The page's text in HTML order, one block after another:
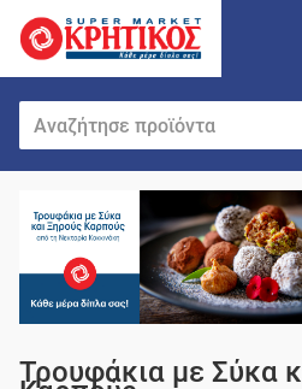
Τρουφάκια με Σύκα